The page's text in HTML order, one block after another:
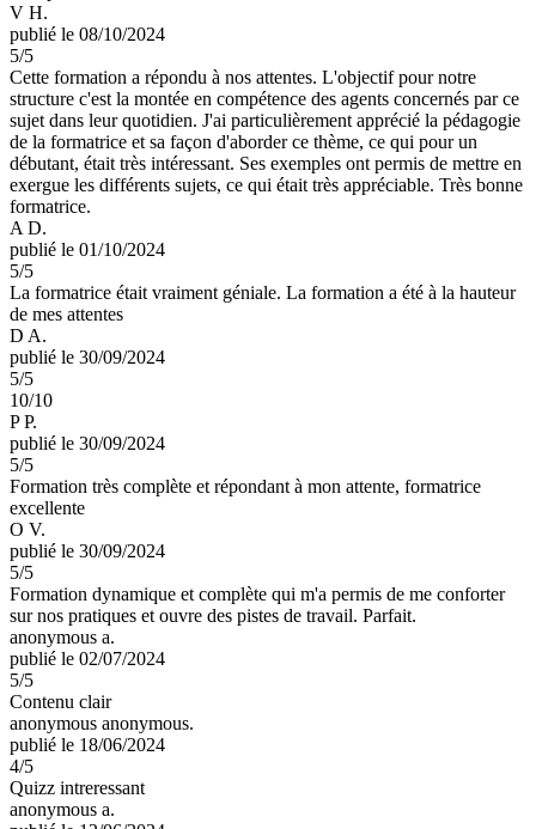
V H.
publié le 08/10/2024
5/5
Cette formation a répondu à nos attentes. L'objectif pour notre
structure c'est la montée en compétence des agents concernés par ce
sujet dans leur quotidien. J'ai particulièrement apprécié la pédagogie
de la formatrice et sa façon d'aborder ce thème, ce qui pour un
débutant, était très intéressant. Ses exemples ont permis de mettre en
exergue les différents sujets, ce qui était très appréciable. Très bonne
formatrice.
A D.
publié le 01/10/2024
5/5
La formatrice était vraiment géniale. La formation a été à la hauteur
de mes attentes
D A.
publié le 30/09/2024
5/5
10/10
P P.
publié le 30/09/2024
5/5
Formation très complète et répondant à mon attente, formatrice
excellente
O V.
publié le 30/09/2024
5/5
Formation dynamique et complète qui m'a permis de me conforter
sur nos pratiques et ouvre des pistes de travail. Parfait.
anonymous a.
publié le 02/07/2024
5/5
Contenu clair
anonymous anonymous.
publié le 18/06/2024
4/5
Quizz intreressant
anonymous a.